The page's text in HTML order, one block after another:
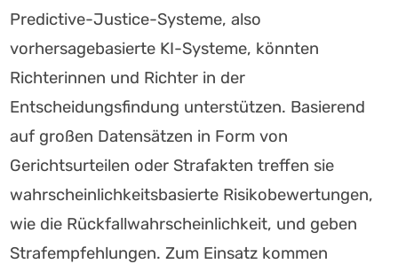
Predictive-Justice-Systeme, also
vorhersagebasierte KI-Systeme, könnten
Richterinnen und Richter in der
Entscheidungsfindung unterstützen. Basierend
auf großen Datensätzen in Form von
Gerichtsurteilen oder Strafakten treffen sie
wahrscheinlichkeitsbasierte Risikobewertungen,
wie die Rückfallwahrscheinlichkeit, und geben
Strafempfehlungen. Zum Einsatz kommen